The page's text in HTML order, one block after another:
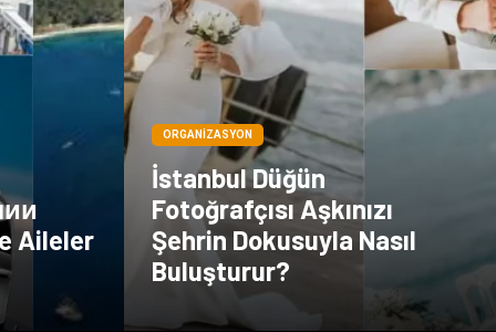
Aileler
ORGANIZASYON
İstanbul Düğün
Fotoğrafçısı Aşkınızı
Şehrin Dokusuyla Nasıl
Buluşturur?